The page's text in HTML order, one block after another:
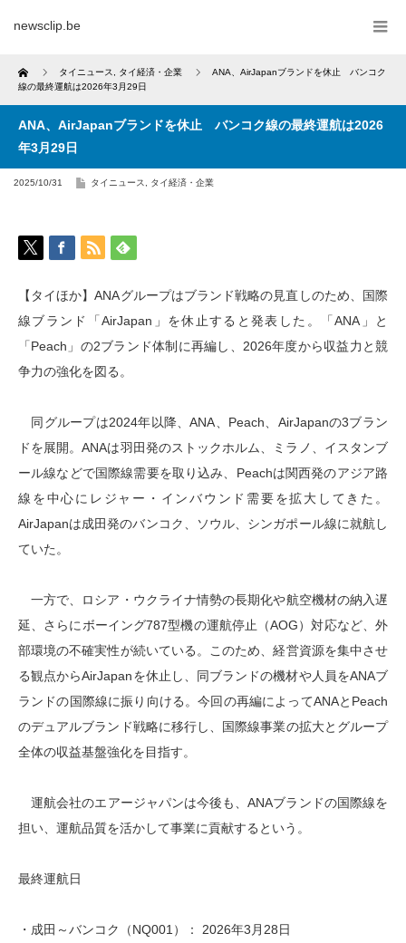
newsclip.be
Home タイニュース タイ経済・企業
ANA、AirJapanブランドを休止 バンコク
線の最終運航は2026年3月29日
ANA、AirJapanブランドを休止 バンコク線の最終運航は2026
年3月29日
2025/10/31 タイニュース タイ経済・企業
【タイほか】ANAグループはブランド戦略の見直しのため、国際
線ブランド「AirJapan」を休止すると発表した。「ANA」と
「Peach」の2ブランド体制に再編し、2026年度から収益力と競
争力の強化を図る。
同グループは2024年以降、ANA、Peach、AirJapanの3ブラン
ドを展開。ANAは羽田発のストックホルム、ミラノ、イスタンブ
ール線などで国際線需要を取り込み、Peachは関西発のアジア路
線を中心にレジャー・インバウンド需要を拡大してきた。
AirJapanは成田発のバンコク、ソウル、シンガポール線に就航し
ていた。
一方で、ロシア・ウクライナ情勢の長期化や航空機材の納入遅
延、さらにボーイング787型機の運航停止（AOG）対応など、外
部環境の不確実性が続いている。このため、経営資源を集中させ
る観点からAirJapanを休止し、同ブランドの機材や人員をANAブ
ランドの国際線に振り向ける。今回の再編によってANAとPeach
のデュアルブランド戦略に移行し、国際線事業の拡大とグループ
全体の収益基盤強化を目指す。
運航会社のエアージャパンは今後も、ANAブランドの国際線を
担い、運航品質を活かして事業に貢献するという。
最終運航日
・成田～バンコク（NQ001）： 2026年3月28日